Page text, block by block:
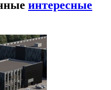
интересные